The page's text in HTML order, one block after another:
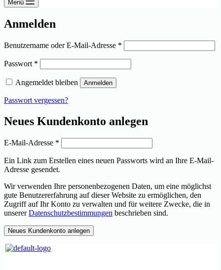
Menü
Anmelden
Benutzername oder E-Mail-Adresse *
Passwort *
Angemeldet bleiben Anmelden
Passwort vergessen?
Neues Kundenkonto anlegen
E-Mail-Adresse *
Ein Link zum Erstellen eines neuen Passworts wird an Ihre E-Mail-
Adresse gesendet.
Wir verwenden Ihre personenbezogenen Daten, um eine möglichst
gute Benutzererfahrung auf dieser Website zu ermöglichen, den
Zugriff auf Ihr Konto zu verwalten und für weitere Zwecke, die in
unsererDatenschutzbestimmungen beschrieben sind.
Neues Kundenkonto anlegen